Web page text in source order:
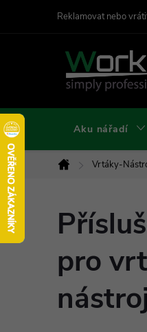
Reklamovat nebo
Aku nářadí
Domů
Vrtáky-
pro